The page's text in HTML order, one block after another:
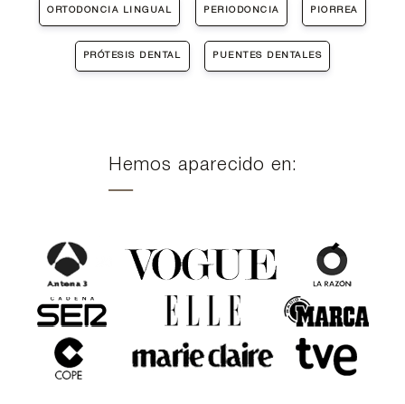
ORTODONCIA LINGUAL PERIODONCIA PIORREA
PRÓTESIS DENTAL PUENTES DENTALES
Hemos aparecido en: